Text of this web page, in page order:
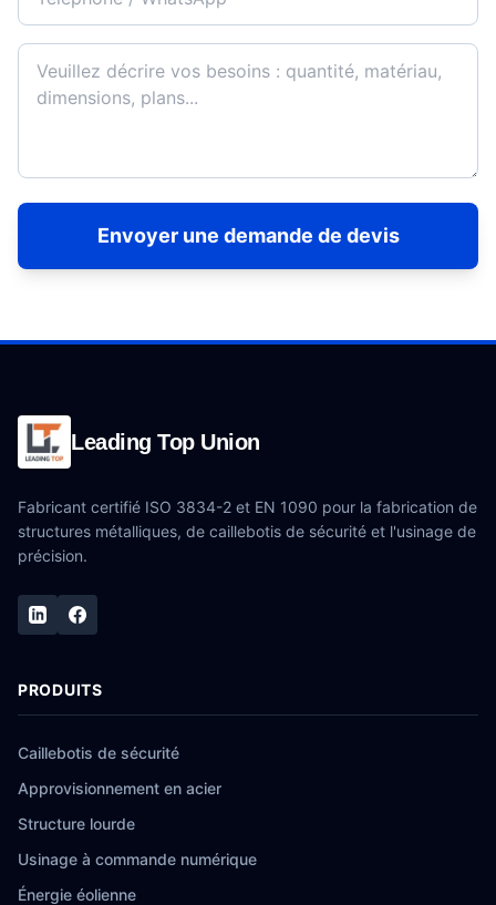
Envoyer une demande de devis
Leading Top Union
Fabricant certifié ISO 3834-2 et EN 1090 pour la fabrication de
structures métalliques, de caillebotis de sécurité et l'usinage de
précision.
PRODUITS
Caillebotis de sécurité
Approvisionnement en acier
Structure lourde
Usinage à commande numérique
Énergie éolienne